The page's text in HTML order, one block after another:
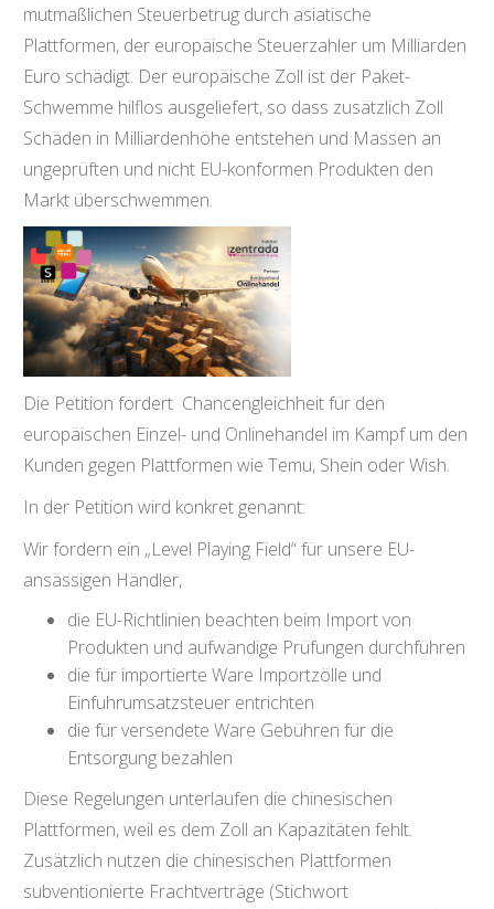
mutmaßlichen Steuerbetrug durch asiatische
Plattformen, der europäische Steuerzahler um Milliarden
Euro schädigt. Der europäische Zoll ist der Paket-
Schwemme hilflos ausgeliefert, so dass zusätzlich Zoll
Schäden in Milliardenhöhe entstehen und Massen an
ungeprüften und nicht EU-konformen Produkten den
Markt überschwemmen.
Die Petition fordert Chancengleichheit für den
europäischen Einzel- und Onlinehandel im Kampf um den
Kunden gegen Plattformen wie Temu, Shein oder Wish.
In der Petition wird konkret genannt:
Wir fordern ein „Level Playing Field“ für unsere EU-
ansässigen Händler,
die EU-Richtlinien beachten beim Import von
Produkten und aufwändige Prüfungen durchführen
die für importierte Ware Importzölle und
Einfuhrumsatzsteuer entrichten
die für versendete Ware Gebühren für die
Entsorgung bezahlen
Diese Regelungen unterlaufen die chinesischen
Plattformen, weil es dem Zoll an Kapazitäten fehlt.
Zusätzlich nutzen die chinesischen Plattformen
subventionierte Frachtverträge (Stichwort